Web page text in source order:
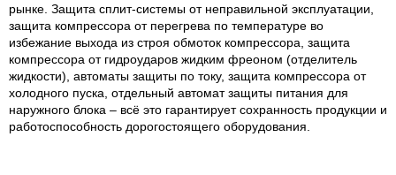
рынке. Защита сплит-системы от неправильной эксплуатации,
защита компрессора от перегрева по температуре во
избежание выхода из строя обмоток компрессора, защита
компрессора от гидроударов жидким фреоном (отделитель
жидкости), автоматы защиты по току, защита компрессора от
холодного пуска, отдельный автомат защиты питания для
наружного блока – всё это гарантирует сохранность продукции и
работоспособность дорогостоящего оборудования.